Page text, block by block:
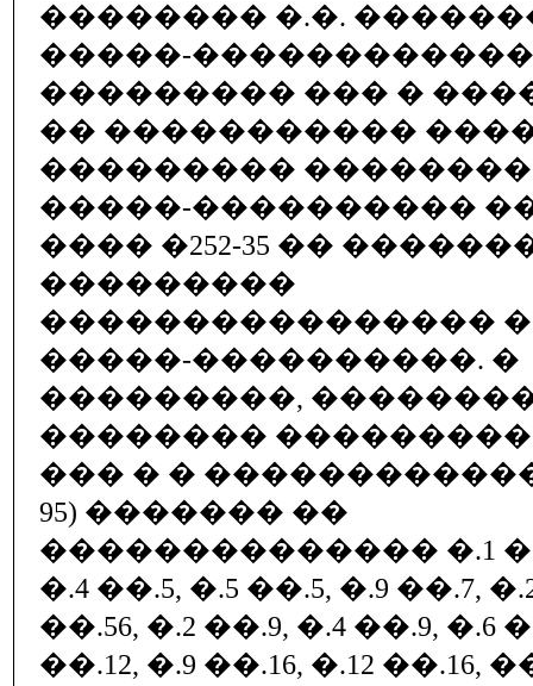
�������� �.�.
�����-
��������� ��� �
�� �����������
���������
�����-���������� ��
���� �252-35 ��
���������
����������������
�����-����������. �
���������,
�������� ���������
��� � �
95) ������� ��
�������������� �.1
�.4 ��.5, �.5 ��.5, �.9 ��.7,
��.56, �.2 ��.9, �.4 ��.9, �.6
��.12, �.9 ��.16, �.12 ��.16,